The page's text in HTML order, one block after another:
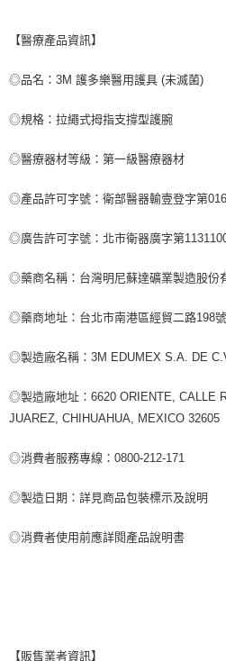
【醫療產品資訊】
◎品名：3M 護多樂醫用護具 (未滅菌)
◎規格：拉繩式拇指支撐型護腕
◎醫療器材等級：第一級醫療器材
◎產品許可字號：衛部醫器輸壹登字第
◎廣告許可字號：北市衛器廣字第
◎藥商名稱：台灣明尼蘇達礦業製造股份
◎藥商地址：台北市南港區經貿二路198
◎製造廠名稱：3M EDUMEX S.A. DE
◎製造廠地址：6620 ORIENTE, CALLE
JUAREZ, CHIHUAHUA, MEXICO 32605
◎消費者服務專線：0800-212-171
◎製造日期：詳見商品包裝標示及說明
◎消費者使用前應詳閱產品說明書
【販售業者資訊】